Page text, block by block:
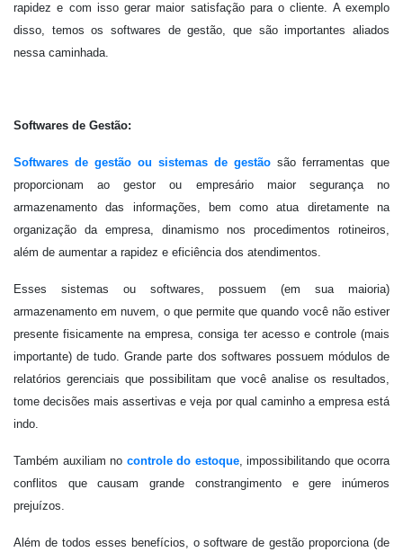
rapidez e com isso gerar maior satisfação para o cliente. A exemplo
disso, temos os softwares de gestão, que são importantes aliados
nessa caminhada.
Softwares de Gestão:
Softwares de gestão ou sistemas de gestão são ferramentas que
proporcionam ao gestor ou empresário maior segurança no
armazenamento das informações, bem como atua diretamente na
organização da empresa, dinamismo nos procedimentos rotineiros,
além de aumentar a rapidez e eficiência dos atendimentos.
Esses sistemas ou softwares, possuem (em sua maioria)
armazenamento em nuvem, o que permite que quando você não estiver
presente fisicamente na empresa, consiga ter acesso e controle (mais
importante) de tudo. Grande parte dos softwares possuem módulos de
relatórios gerenciais que possibilitam que você analise os resultados,
tome decisões mais assertivas e veja por qual caminho a empresa está
indo.
Também auxiliam no controle do estoque, impossibilitando que ocorra
conflitos que causam grande constrangimento e gere inúmeros
prejuízos.
Além de todos esses benefícios, o software de gestão proporciona (de